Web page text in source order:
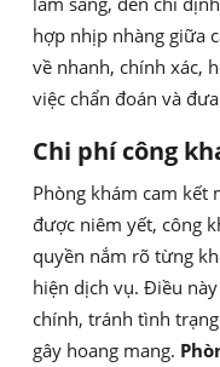
hợp nhịp nhàng giữa
về nhanh, chính xác,
việc chẩn đoán và
Chi phí công
Phòng khám cam kết
được niêm yết, công
quyền nắm rõ từng
hiện dịch vụ. Điều
chính, tránh tình
gây hoang mang.